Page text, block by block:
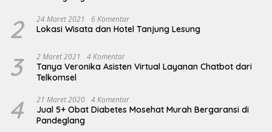
2 24 Maret 2021 6 Komentar
Lokasi Wisata dan Hotel Tanjung Lesung
3 2 Maret 2021 4 Komentar
Tanya Veronika Asisten Virtual Layanan Chatbot dari
Telkomsel
4 21 Maret 2020 4 Komentar
Jual 5+ Obat Diabetes Mosehat Murah Bergaransi di
Pandeglang